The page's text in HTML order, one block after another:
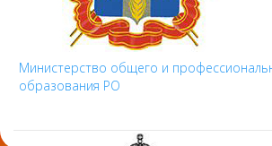
Министерство общего и
образования РО